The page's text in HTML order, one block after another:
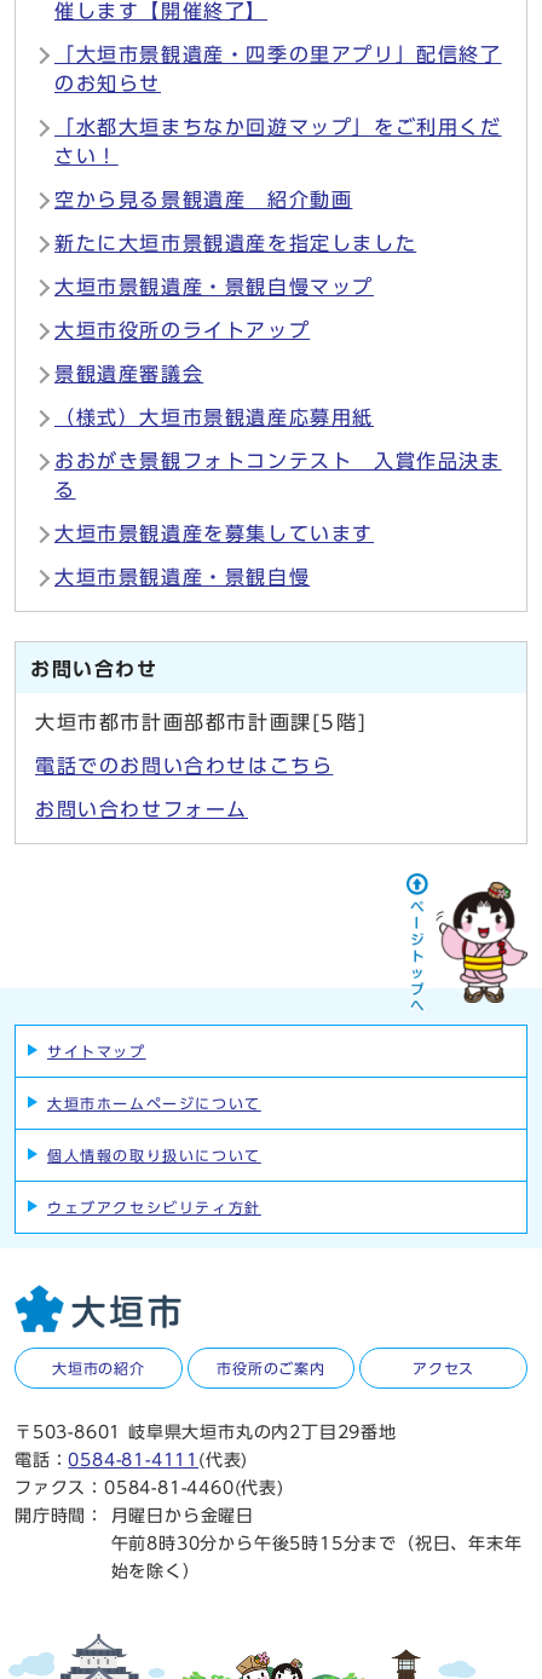
催します【開催終了】
「大垣市景観遺産・四季の里アプリ」配信終了
のお知らせ
「水都大垣まちなか回遊マップ」をご利用くだ
さい！
空から見る景観遺産 紹介動画
新たに大垣市景観遺産を指定しました
大垣市景観遺産・景観自慢マップ
大垣市役所のライトアップ
景観遺産審議会
（様式）大垣市景観遺産応募用紙
おおがき景観フォトコンテスト 入賞作品決ま
る
大垣市景観遺産を募集しています
大垣市景観遺産・景観自慢
お問い合わせ
大垣市都市計画部都市計画課[5階]
電話でのお問い合わせはこちら
お問い合わせフォーム
サイトマップ
大垣市ホームページについて
個人情報の取り扱いについて
ウェブアクセシビリティ方針
大垣市の紹介 市役所のご案内 アクセス
〒503-8601 岐阜県大垣市丸の内2丁目29番地
電話：0584-81-4111 (代表)
ファクス：0584-81-4460(代表)
開庁時間：
月曜日から金曜日
午前8時30分から午後5時15分まで（祝日、年末年
始を除く）